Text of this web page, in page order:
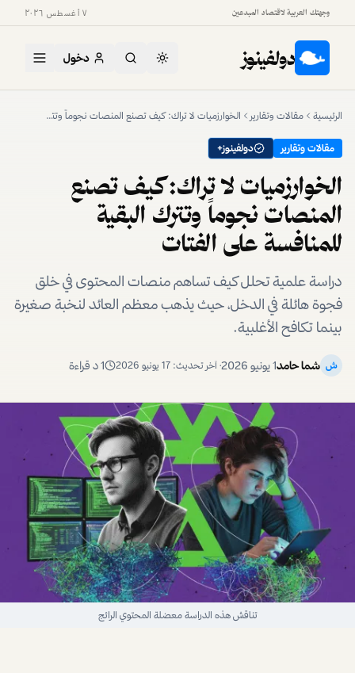
وجهتك العربية لاقتصاد المبدعين ٧ أغسطس ٢٠٢٦
دولفينوز دخول
الرئيسية مقالات وتقارير الخوارزميات لا تراك: كيف تصنع المنصات نجوماً وتترك البقية للمنافسة على الفتات
مقالات وتقارير دولفينوز+
الخوارزميات لا تراك: كيف تصنع
المنصات نجوماً وتترك البقية
للمنافسة على الفتات
دراسة علمية تحلل كيف تساهم منصات المحتوى في خلق
فجوة هائلة في الدخل، حيث يذهب معظم العائد لنخبة صغيرة
بينما تكافح الأغلبية.
ش شما حامد1 يونيو 2026 · آخر تحديث: 17 يونيو 2026 1د قراءة
تناقش هذه الدراسة معضلة المحتوي الرائج